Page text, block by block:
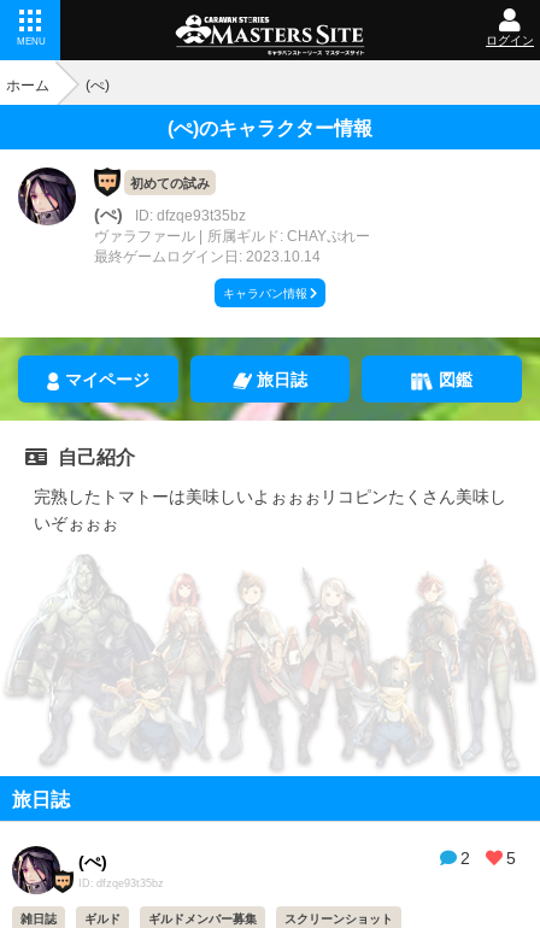
MENU ログイン
ホーム (ぺ)
(ぺ)のキャラクター情報
初めての試み
(ぺ)
ID: dfzqe93t35bz
ヴァラファール
所属ギルド: CHAYぷれー
最終ゲームログイン日: 2023.10.14
キャラバン情報
マイページ 旅日誌 図鑑
自己紹介
完熟したトマトーは美味しいよぉぉぉリコピンたくさん美味し
いぞぉぉぉ
旅日誌
2 5
(ぺ)
ID: dfzqe93t35bz
雑日誌 ギルド ギルドメンバー募集 スクリーンショット